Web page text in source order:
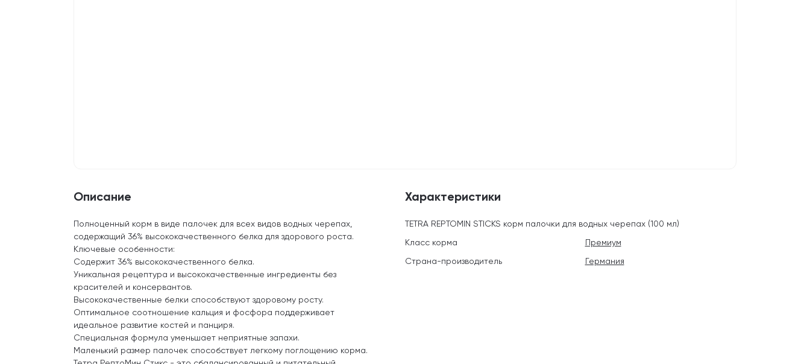
Описание
Полноценный корм в виде палочек для всех видов водных черепах,
содержащий 36% высококачественного белка для здорового роста.
Ключевые особенности:
Содержит 36% высококачественного белка.
Уникальная рецептура и высококачественные ингредиенты без
красителей и консервантов.
Высококачественные белки способствуют здоровому росту.
Оптимальное соотношение кальция и фосфора поддерживает
идеальное развитие костей и панциря.
Специальная формула уменьшает неприятные запахи.
Маленький размер палочек способствует легкому поглощению корма.
Характеристики
TETRA REPTOMIN STICKS корм палочки для водных черепах (100 мл)
Класс корма
Премиум
Страна-производитель
Германия